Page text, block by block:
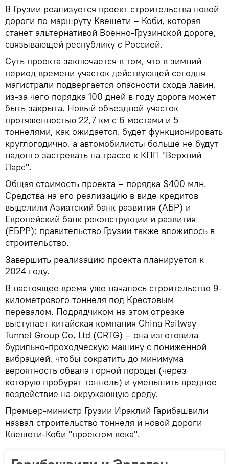
В Грузии реализуется проект строительства новой
дороги по маршруту Квешети – Коби, которая
станет альтернативой Военно-Грузинской дороге,
связывающей республику с Россией.
Суть проекта заключается в том, что в зимний
период времени участок действующей сегодня
магистрали подвергается опасности схода лавин,
из-за чего порядка 100 дней в году дорога может
быть закрыта. Новый объездной участок
протяженностью 22,7 км с 6 мостами и 5
тоннелями, как ожидается, будет функционировать
круглогодично, а автомобилисты больше не будут
надолго застревать на трассе к КПП "Верхний
Ларс".
Общая стоимость проекта – порядка $400 млн.
Средства на его реализацию в виде кредитов
выделили Азиатский банк развития (АБР) и
Европейский банк реконструкции и развития
(ЕБРР); правительство Грузии также вложилось в
строительство.
Завершить реализацию проекта планируется к
2024 году.
В настоящее время уже началось строительство 9-
километрового тоннеля под Крестовым
перевалом. Подрядчиком на этом отрезке
выступает китайская компания China Railway
Tunnel Group Co, Ltd (CRTG) – она изготовила
бурильно-проходческую машину с пониженной
вибрацией, чтобы сократить до минимума
вероятность обвала горной породы (через
которую пробурят тоннель) и уменьшить вредное
воздействие на окружающую среду.
Премьер-министр Грузии Ираклий Гарибашвили
назвал строительство тоннеля и новой дороги
Квешети-Коби "проектом века".